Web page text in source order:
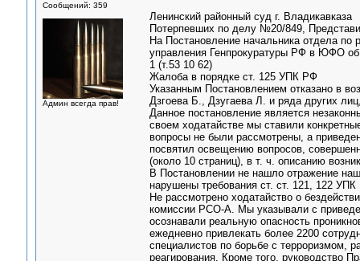
Сообщений: 359
Админ всегда прав!
Ленинский районный суд г. Владикавказа
Потерпевших по делу №20/849,
На Постановление начальника отдела по
управления Генпрокуратуры РФ в ЮФО об
1 (т.53 10 62)
Жалоба в порядке ст. 125 УПК РФ
Указанным Постановлением отказано в
Дзгоева Б., Дзугаева Л. и ряда других
Данное постановление является
своем ходатайстве мы ставили
вопросы не были рассмотрены, а
посвятил освещению вопросов,
(около 10 страниц), в т. ч. описанию
В Постановлении не нашло отражение
нарушены требования ст. ст. 121, 122
Не рассмотрено ходатайство о
комиссии РСО-А. Мы указывали с
осознавали реальную опасность
ежедневно привлекать более 2200
специалистов по борьбе с терроризмом,
реагирования. Кроме того, руководство